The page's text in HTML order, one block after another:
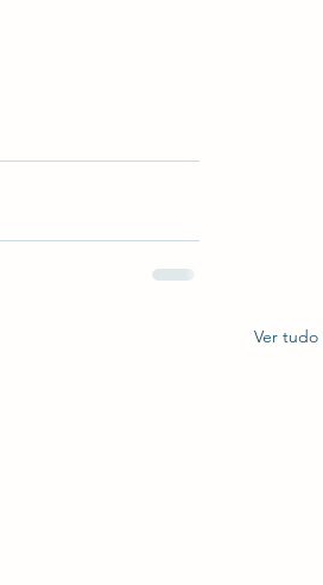
Ver tudo